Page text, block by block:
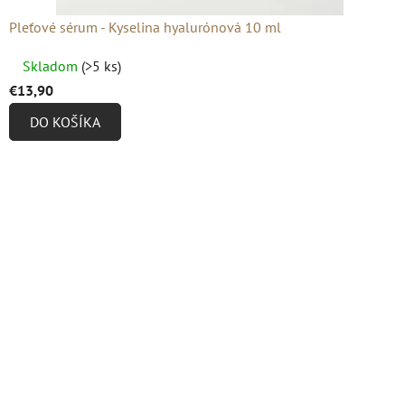
Pleťové sérum - Kyselina hyalurónová 10 ml
hodnotenie
produktu
Skladom (>5 ks)
€13,90
DO KOŠÍKA